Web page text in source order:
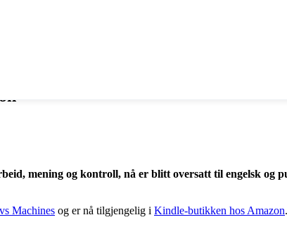
mening og kontroll, nå er blitt oversatt til engelsk og
Machines og er nå tilgjengelig i Kindle-butikken hos Amazon.